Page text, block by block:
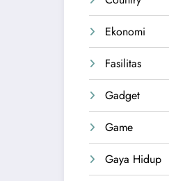
Ekonomi
Fasilitas
Gadget
Game
Gaya Hidup